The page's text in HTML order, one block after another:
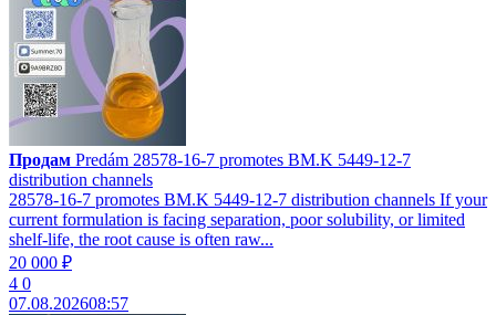
Продам Predám 28578-16-7 promotes BM.K 5449-12-7
distribution channels
28578-16-7 promotes BM.K 5449-12-7 distribution channels If your
current formulation is facing separation, poor solubility, or limited
shelf-life, the root cause is often raw...
20 000 ₽
4 0
07.08.202608:57